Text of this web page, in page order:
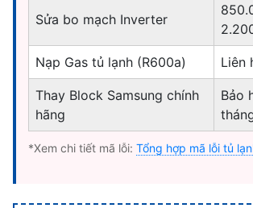
Sửa bo mạch Inverter
Nạp Gas tủ lạnh (R600a) Liên
Thay Block Samsung chính
hãng
Bảo
*Xem chi tiết mã lỗi: Tổng hợp mã lỗi tủ